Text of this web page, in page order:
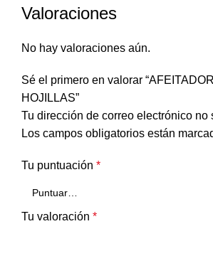
Valoraciones
No hay valoraciones aún.
Sé el primero en valorar
HOJILLAS”
Tu dirección de correo electrónico no
Los campos obligatorios están
Tu puntuación *
Tu valoración *